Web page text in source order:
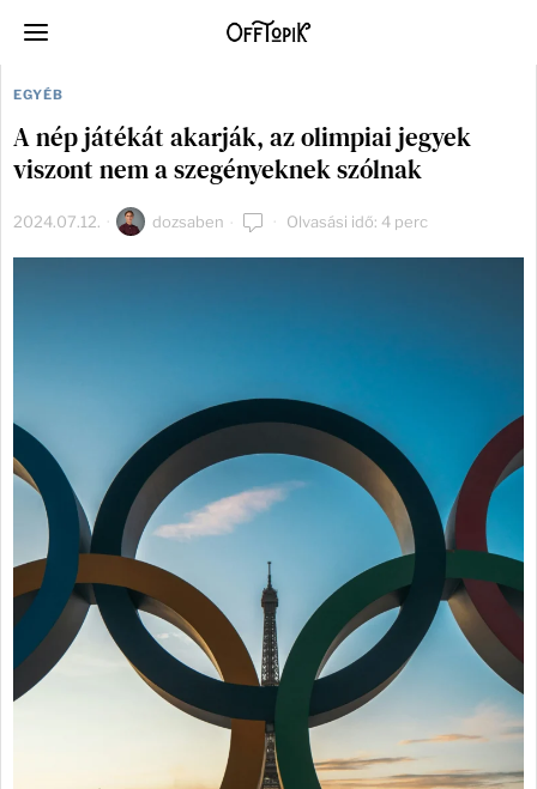
EGYÉB
A nép játékát akarják, az olimpiai jegyek
viszont nem a szegényeknek szólnak
2024.07.12. dozsaben Olvasási idő: 4 perc